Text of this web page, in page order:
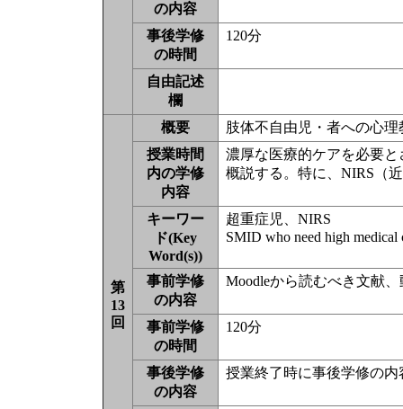
の内容
事後学修
の時間
120分
自由記述
欄
第
13
回
概要
肢体不自由児・者への心
授業時間
内の学修
内容
濃厚な医療的ケアを必要
概説する。特に、NIRS（
キーワー
ド(Key
Word(s))
超重症児、NIRS
SMID who need high medical
事前学修
の内容
Moodleから読むべき文献
事前学修
の時間
120分
事後学修
の内容
授業終了時に事後学修の